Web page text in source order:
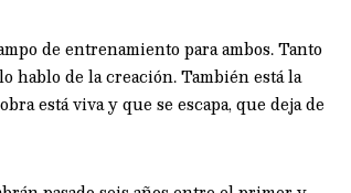
de entrenamiento para ambos. Tanto
hablo de la creación. También está la
está viva y que se escapa, que deja de